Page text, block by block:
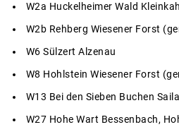
W2a Huckelheimer Wald
W2b Rehberg Wiesener Forst
W6 Sülzert Alzenau
W8 Hohlstein Wiesener Forst
W13 Bei den Sieben Buchen
W27 Hohe Wart Bessenbach,